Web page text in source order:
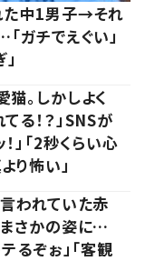
た中1男子→それ
ガチでえぐい」
。しかしよく
る！？」SNSが
」「2秒くらい心
り怖い」
われていた赤
まさかの姿に…
るぞぉ」「客観